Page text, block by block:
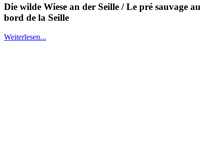
Die wilde Wiese an der Seille / Le pré sauvage au
bord de la Seille
Weiterlesen...